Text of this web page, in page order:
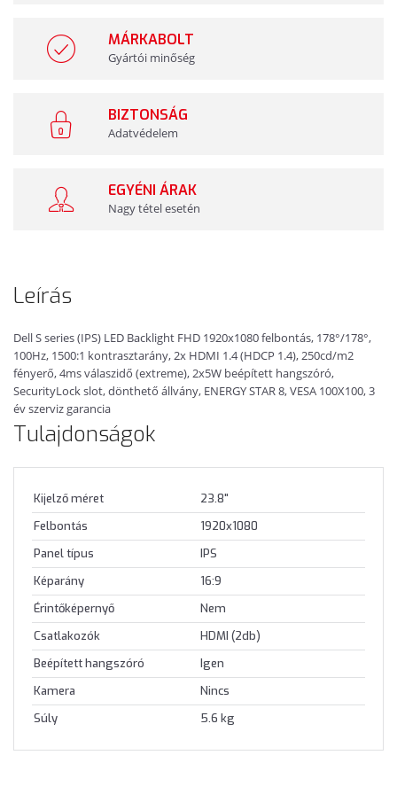
MÁRKABOLT
Gyártói minőség
BIZTONSÁG
Adatvédelem
EGYÉNI ÁRAK
Nagy tétel esetén
Leírás
Dell S series (IPS) LED Backlight FHD 1920x1080 felbontás, 178°/178°,
100Hz, 1500:1 kontrasztarány, 2x HDMI 1.4 (HDCP 1.4), 250cd/m2
fényerő, 4ms válaszidő (extreme), 2x5W beépített hangszóró,
SecurityLock slot, dönthető állvány, ENERGY STAR 8, VESA 100X100, 3
év szerviz garancia
Tulajdonságok
Kijelző méret
23.8"
Felbontás
1920x1080
Panel típus
IPS
Képarány
16:9
Érintőképernyő
Nem
Csatlakozók
HDMI (2db)
Beépített hangszóró
Igen
Kamera
Nincs
Súly
5.6 kg